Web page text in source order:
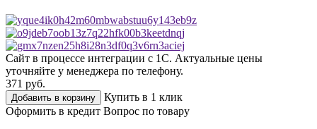
Сайт в процессе интеграции с 1С. Актуальные цены
уточняйте у менеджера по телефону.
371 руб.
Добавить в корзину
Купить в 1 клик
Оформить в кредит Вопрос по товару